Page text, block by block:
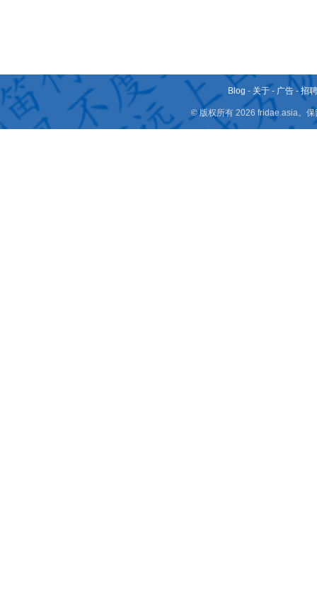
Blog - 关于 - 广告 -招
© 版权所有 2026 fridae.asia。